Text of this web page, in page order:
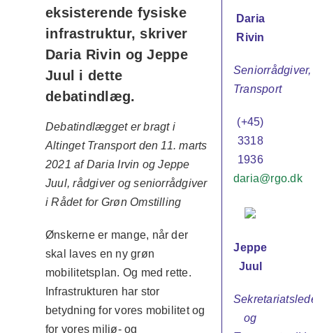
eksisterende fysiske
infrastruktur, skriver
Daria Rivin og Jeppe
Juul i dette
debatindlæg.
Debatindlægget er bragt i
Altinget Transport den 11. marts
2021 af Daria Irvin og Jeppe
Juul, rådgiver og seniorrådgiver
i Rådet for Grøn Omstilling
Ønskerne er mange, når der
skal laves en ny grøn
mobilitetsplan. Og med rette.
Infrastrukturen har stor
betydning for vores mobilitet og
for vores miljø- og
Daria
Rivin
Seniorrådgiver,
Transport
(+45)
3318
1936
daria@rgo.dk
Jeppe
Juul
og